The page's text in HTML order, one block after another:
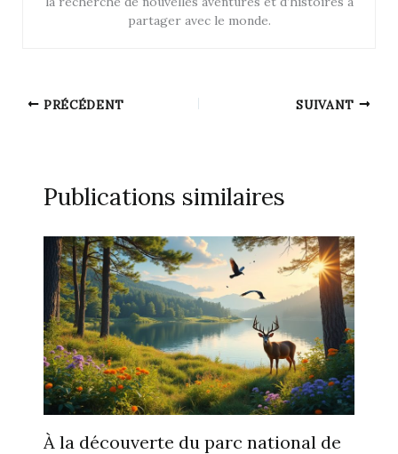
partager avec le monde.
PRÉCÉDENT SUIVANT
Publications similaires
À la découverte du parc national de